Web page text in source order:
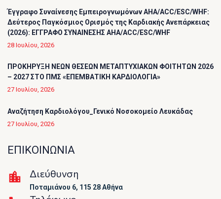
Έγγραφο Συναίνεσης Εμπειρογνωμόνων AHA/ACC/ESC/WHF:
Δεύτερος Παγκόσμιος Ορισμός της Καρδιακής Ανεπάρκειας
(2026): ΕΓΓΡΑΦΟ ΣΥΝΑΙΝΕΣΗΣ AHA/ACC/ESC/WHF
28 Ιουλίου, 2026
ΠΡΟΚΗΡΥΞΗ ΝΕΩΝ ΘΕΣΕΩΝ ΜΕΤΑΠΤΥΧΙΑΚΩΝ ΦΟΙΤΗΤΩΝ 2026
– 2027 ΣΤΟ ΠΜΣ «ΕΠΕΜΒΑΤΙΚΗ ΚΑΡΔΙΟΛΟΓΙΑ»
27 Ιουλίου, 2026
Αναζήτηση Καρδιολόγου_Γενικό Νοσοκομείο Λευκάδας
27 Ιουλίου, 2026
ΕΠΙΚΟΙΝΩΝΙΑ
Διεύθυνση
Ποταμιάνου 6, 115 28 Αθήνα